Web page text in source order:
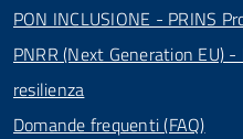
PON INCLUSIONE - PRINS
PNRR (Next Generation EU)
resilienza
Domande frequenti (FAQ)